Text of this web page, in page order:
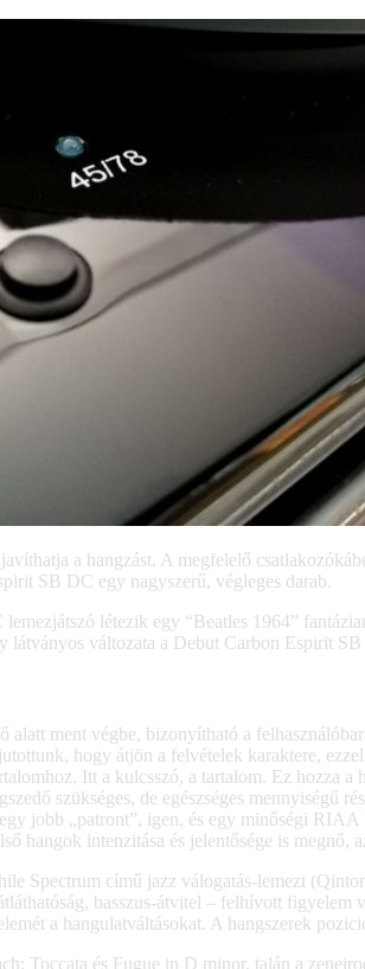
a hangzást. A megfelelő
SB DC egy nagyszerű, végleges darab.
létezik egy “Beatles 1964”
látványos változata a Debut Carbon Espirit
alatt ment végbe, bizonyítható a
hogy átjön a felvételek karaktere,
Itt a kulcsszó, a tartalom. Ez hozza a
szükséges, de egészséges mennyiségű
jobb „patront”, igen, és egy minőségi
hangok intenzitása és jelentősége is megnő,
Spectrum című jazz válogatás-lemezt
basszus-átvitel – felhívott
a hangulatváltásokat. A hangszerek
Toccata és Fugue in D minor, talán a